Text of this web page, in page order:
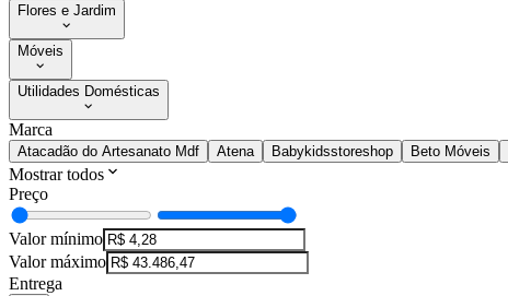
Flores e Jardim
Móveis
Utilidades Domésticas
Marca
Atacadão do Artesanato Mdf Atena Babykidsstoreshop Beto Móveis
Mostrar todos
Preço
Valor mínimo
Valor máximo
Entrega